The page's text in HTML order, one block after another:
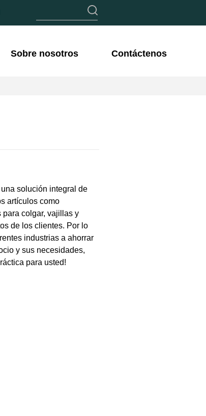
Sobre nosotros Contáctenos